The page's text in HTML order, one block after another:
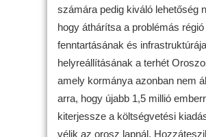
számára pedig kiváló lehetőség
hogy áthárítsa a problémás régió
fenntartásának és infrastruktúrája
helyreállításának a terhét
amely kormánya azonban nem
arra, hogy újabb 1,5 millió
kiterjessze a költségvetési
vélik az orosz lapnál.